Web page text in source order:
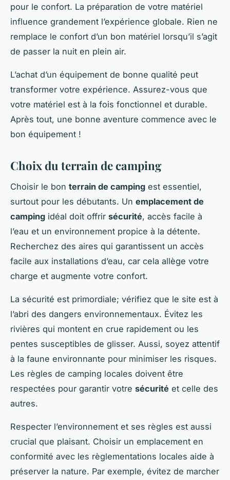
pour le confort. La préparation de votre matériel
influence grandement l’expérience globale. Rien ne
remplace le confort d’un bon matériel lorsqu’il s’agit
de passer la nuit en plein air.
L’achat d’un équipement de bonne qualité peut
transformer votre expérience. Assurez-vous que
votre matériel est à la fois fonctionnel et durable.
Après tout, une bonne aventure commence avec le
bon équipement !
Choix du terrain de camping
Choisir le bon terrain de camping est essentiel,
surtout pour les débutants. Un emplacement de
camping idéal doit offrir sécurité, accès facile à
l’eau et un environnement propice à la détente.
Recherchez des aires qui garantissent un accès
facile aux installations d’eau, car cela allège votre
charge et augmente votre confort.
La sécurité est primordiale; vérifiez que le site est à
l’abri des dangers environnementaux. Évitez les
rivières qui montent en crue rapidement ou les
pentes susceptibles de glisser. Aussi, soyez attentif
à la faune environnante pour minimiser les risques.
Les règles de camping locales doivent être
respectées pour garantir votre sécurité et celle des
autres.
Respecter l’environnement et ses règles est aussi
crucial que plaisant. Choisir un emplacement en
conformité avec les règlementations locales aide à
préserver la nature. Par exemple, évitez de marcher